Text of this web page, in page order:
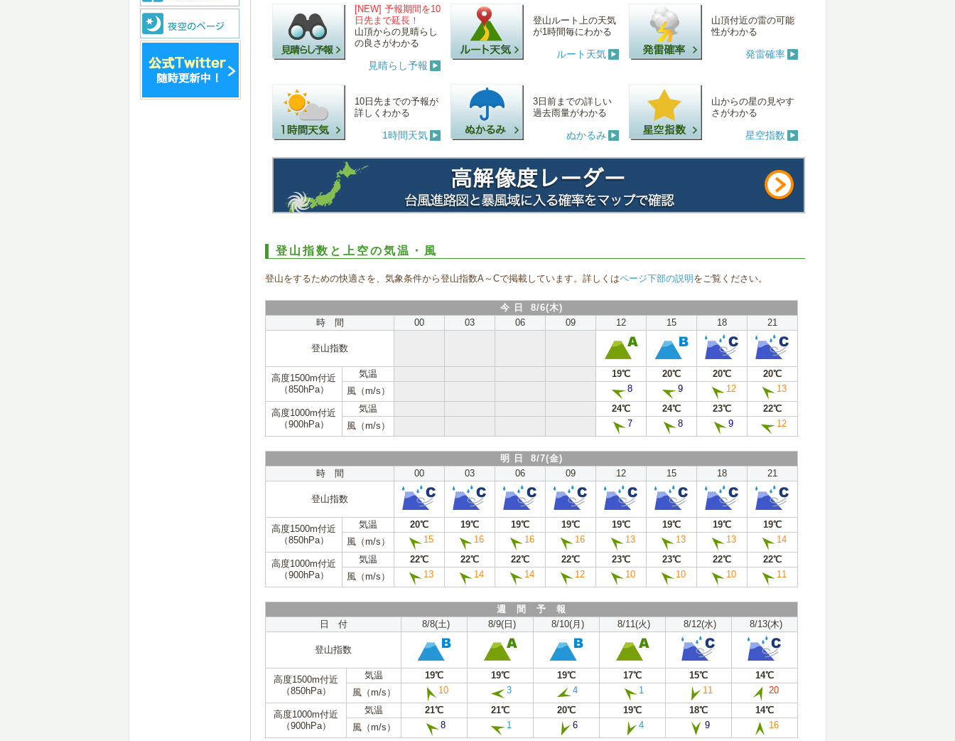
[NEW] 予報期間を10
日先まで延長！
山頂からの見晴らし
の良さがわかる
見晴らし予報
登山ルート上の天気
が1時間毎にわかる
ルート天気
山頂付近の雷の可能
性がわかる
発雷確率
10日先までの予報が
詳しくわかる
1時間天気
3日前までの詳しい
過去雨量がわかる
ぬかるみ
山からの星の見やす
さがわかる
星空指数
登山指数と上空の気温・風
登山をするための快適さを、気象条件から登山指数A～Cで掲載しています。詳しくはページ下部の説明 をご覧ください。
今 日 8/6(木)
時 間
00 03 06 09 12 15 18 21
登山指数
高度1500m付近
（850hPa）
気温 19℃ 20℃ 20℃
20℃
風（m/s）
8 9 12 13
高度1000m付近
（900hPa）
気温 24℃ 24℃ 23℃
22℃
風（m/s）
7 8 9 12
明 日 8/7(金)
時 間
00 03 06 09 12 15 18 21
登山指数
高度1500m付近
（850hPa）
気温 20℃ 19℃ 19℃ 19℃ 19℃ 19℃ 19℃
19℃
風（m/s）
15 16 16 16 13 13 13 14
高度1000m付近
（900hPa）
気温 22℃ 22℃ 22℃ 22℃ 23℃ 23℃ 22℃
22℃
風（m/s）
13 14 14 12 10 10 10 11
週 間 予 報
日 付
8/8(土) 8/9(日) 8/10(月) 8/11(火) 8/12(水) 8/13(木)
登山指数
高度1500m付近
（850hPa）
気温 19℃ 19℃ 19℃ 17℃ 15℃
14℃
風（m/s）
10 3 4 1 11 20
高度1000m付近
（900hPa）
気温 21℃ 21℃ 20℃ 19℃ 18℃
14℃
風（m/s）
8 1 6 4 9 16